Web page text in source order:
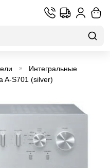
»
Интегральные
A-S701 (silver)